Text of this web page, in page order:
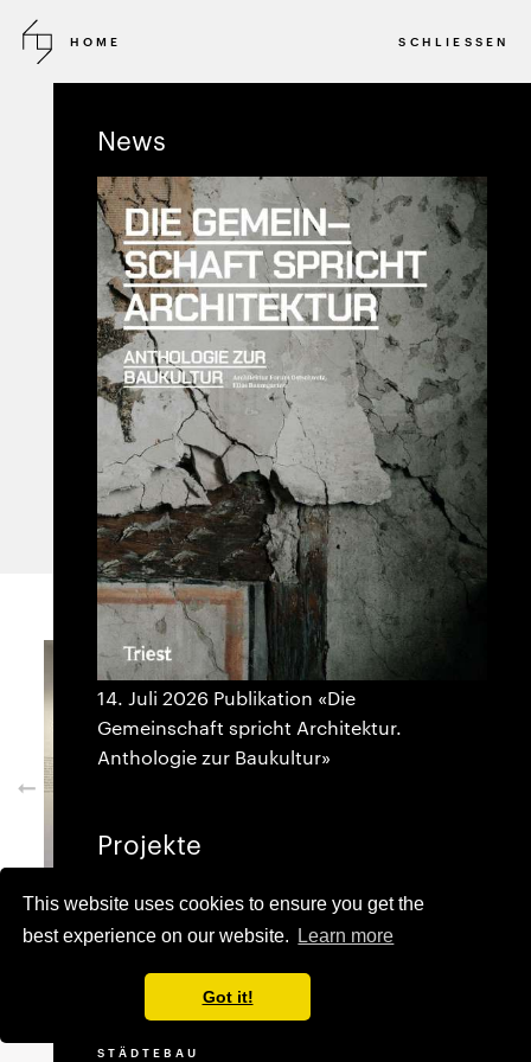
This website uses cookies to ensure you get the
best experience on our website.
Learn more
Got it!
HOME SCHLIESSEN
News
14. Juli 2026 Publikation «Die
Gemeinschaft spricht Architektur.
Anthologie zur Baukultur»
Projekte
WOHNUNGSBAU
BILDUNG
GEWERBE
STÄDTEBAU
Galerie
Hauser & Wirth
KULTUR
BASEL
SCHWEIZ